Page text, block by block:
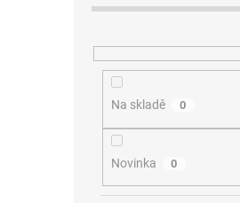
Na skladě 0
Novinka 0